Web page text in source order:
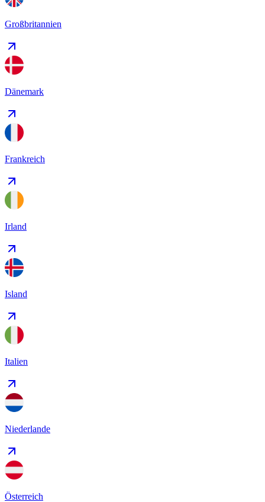
Großbritannien
Dänemark
Frankreich
Irland
Island
Italien
Niederlande
Österreich